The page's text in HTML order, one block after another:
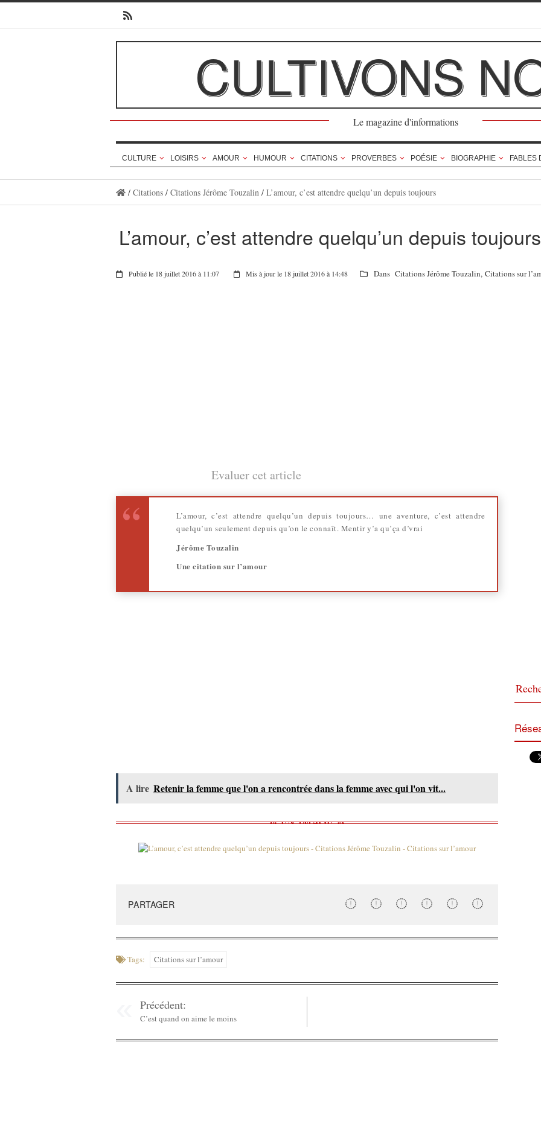
CULTIVONS
Le magazine d'informations
CULTURE LOISIRS AMOUR HUMOUR CITATIONS PROVERBES POÉSIE BIOGRAPHIE FABLES
/ Citations/ Citations Jérôme Touzalin/ L’amour, c’est attendre quelqu’un depuis toujours
L’amour, c’est attendre quelqu’un depuis toujours
Publié le 18 juillet 2016 à 11:07 Mis à jour le 18 juillet 2016 à 14:48 Dans Citations Jérôme Touzalin, Citations sur
Evaluer cet article
L’amour, c’est attendre quelqu’un depuis toujours… une aventure, c’est attendre
quelqu’un seulement depuis qu’on le connaît. Mentir y’a qu’ça d’vrai
Jérôme Touzalin
Une citation sur l’amour
A lire Retenir la femme que l'on a rencontrée dans la femme avec qui l'on vit...
PARTAGER
Tags: Citations sur l’amour
Précédent:
C’est quand on aime le moins